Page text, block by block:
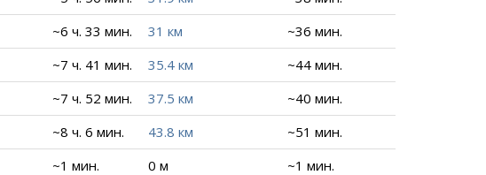
~6 ч. 33 мин. 31 км
~36 мин.
~7 ч. 41 мин. 35.4 км
~44 мин.
~7 ч. 52 мин. 37.5 км
~40 мин.
~8 ч. 6 мин. 43.8 км
~51 мин.
~1 мин. 0 м
~1 мин.